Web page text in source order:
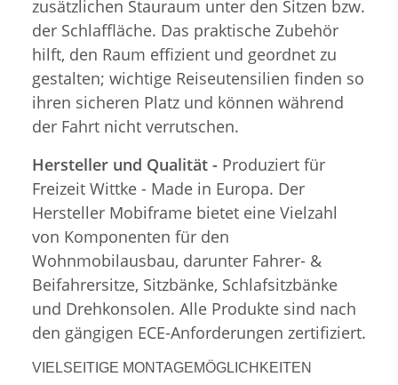
zusätzlichen Stauraum unter den Sitzen bzw.
der Schlaffläche. Das praktische Zubehör
hilft, den Raum effizient und geordnet zu
gestalten; wichtige Reiseutensilien finden so
ihren sicheren Platz und können während
der Fahrt nicht verrutschen.
Hersteller und Qualität - Produziert für
Freizeit Wittke - Made in Europa. Der
Hersteller Mobiframe bietet eine Vielzahl
von Komponenten für den
Wohnmobilausbau, darunter Fahrer- &
Beifahrersitze, Sitzbänke, Schlafsitzbänke
und Drehkonsolen. Alle Produkte sind nach
den gängigen ECE-Anforderungen zertifiziert.
VIELSEITIGE MONTAGEMÖGLICHKEITEN